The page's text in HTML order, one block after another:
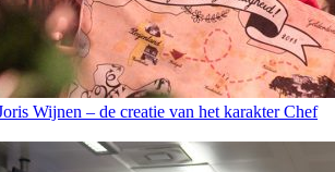
Wijnen – de creatie van het karakter Chef